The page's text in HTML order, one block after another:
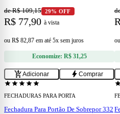
de R$ 109,15 29% OFF
R$ 77,90 à vista
ou R$ 82,87 em até 5x sem juros
Economize: R$ 31,25
add_shopping_cartAdicionar bolt Comprar
ou
starstarstarstarstar
FECHADURAS PARA PORTA
Fechadura Para Portão De Sobrepor 332